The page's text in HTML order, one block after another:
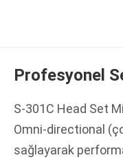
Profesyonel
S-301C Head Set
Omni-directional
sağlayarak